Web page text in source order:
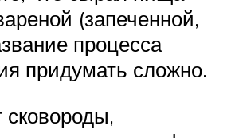
(запеченной,
процесса
придумать сложно.
сковороды,